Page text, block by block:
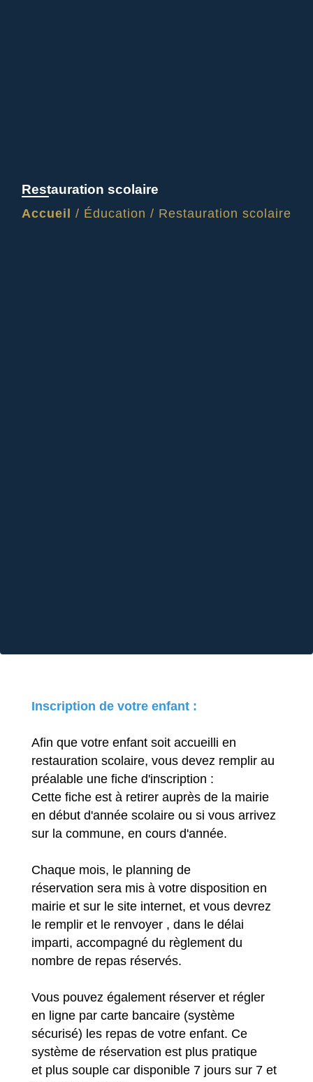
Restauration scolaire
Accueil / Éducation / Restauration scolaire
Inscription de votre enfant :
Afin que votre enfant soit accueilli en
restauration scolaire, vous devez remplir au
préalable une fiche d'inscription :
Cette fiche est à retirer auprès de la mairie
en début d'année scolaire ou si vous arrivez
sur la commune, en cours d'année.
Chaque mois, le planning de
réservation sera mis à votre disposition en
mairie et sur le site internet, et vous devrez
le remplir et le renvoyer , dans le délai
imparti, accompagné du règlement du
nombre de repas réservés.
Vous pouvez également réserver et régler
en ligne par carte bancaire (système
sécurisé) les repas de votre enfant. Ce
système de réservation est plus pratique
et plus souple car disponible 7 jours sur 7 et